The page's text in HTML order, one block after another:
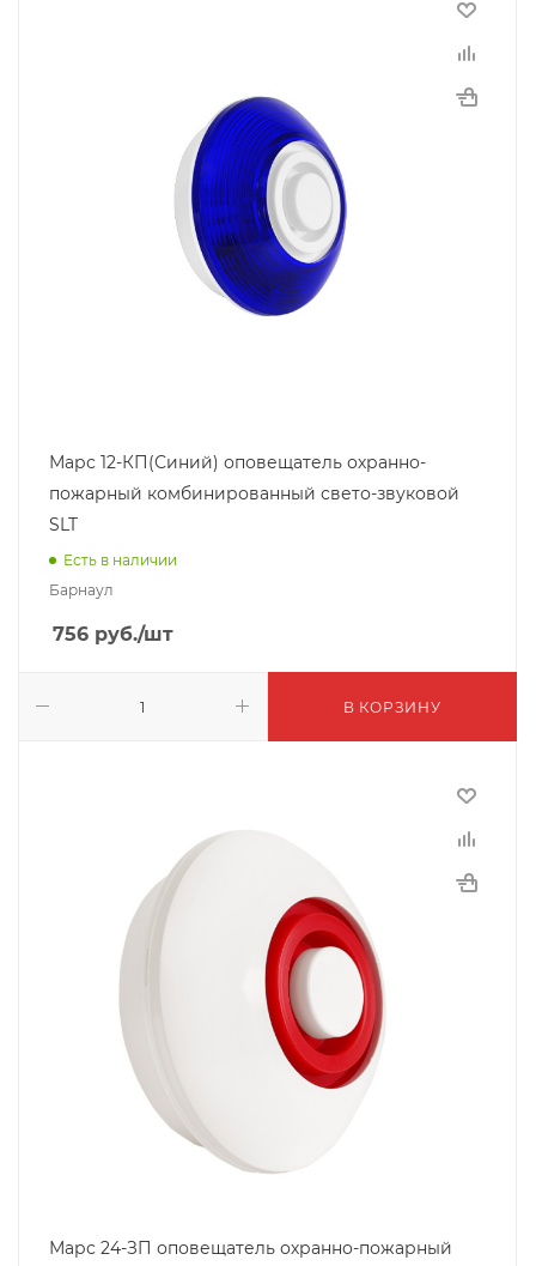
Марс 12-КП(Синий) оповещатель охранно-
пожарный комбинированный свето-звуковой
SLT
Есть в наличии
Барнаул
756 руб./шт
В КОРЗИНУ
Марс 24-ЗП оповещатель охранно-пожарный